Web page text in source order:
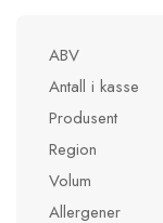
ABV
Antall i kasse
Produsent
Region
Volum
Allergener